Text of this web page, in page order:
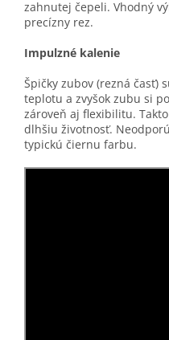
zahnutej čepeli. Vhodný
precízny rez.
Impulzné kalenie
Špičky zubov (rezná časť)
teplotu a zvyšok zubu si
zároveň aj flexibilitu.
dlhšiu životnosť.
typickú čiernu farbu.